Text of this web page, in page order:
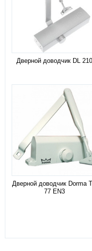
Дверной доводчик DL 210
Дверной доводчик Dorma
77 EN3